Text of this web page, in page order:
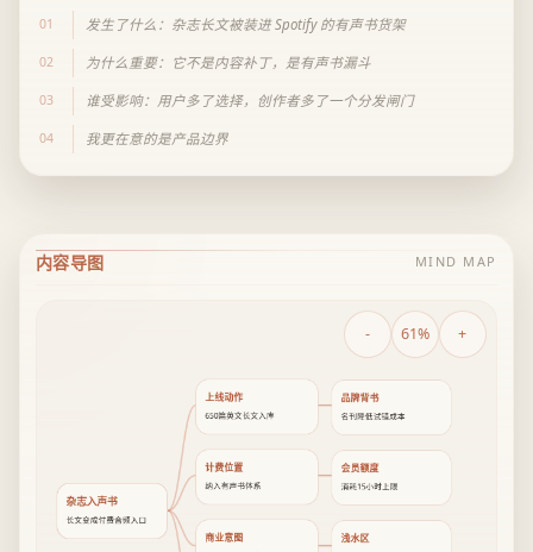
01 发生了什么：杂志长文被装进 Spotify 的有声书货架
02 为什么重要：它不是内容补丁，是有声书漏斗
03 谁受影响：用户多了选择，创作者多了一个分发闸门
04 我更在意的是产品边界
内容导图 MIND MAP
- 61% +
杂志入声书
长文变成付费音频入口
上线动作
650篇英文长文入库
品牌背书
名刊降低试错成本
计费位置
纳入有声书体系
会员额度
消耗15小时上限
商业意图 浅水区